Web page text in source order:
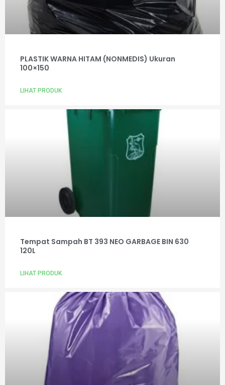
PLASTIK WARNA HITAM (NONMEDIS) Ukuran
100×150
LIHAT PRODUK
Tempat Sampah BT 393 NEO GARBAGE BIN 630
120L
LIHAT PRODUK